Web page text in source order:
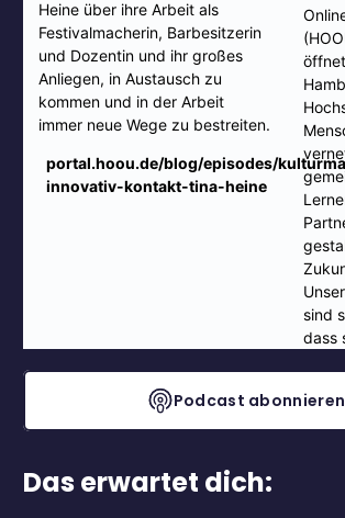
Podcast abonnieren
Das erwartet dich: